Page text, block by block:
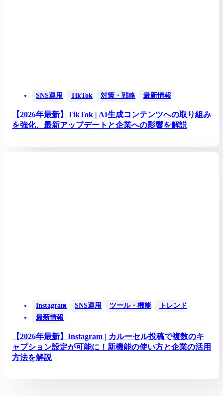
SNS運用 TikTok 対策・戦略 最新情報
【2026年最新】TikTok | AI生成コンテンツへの取り組み
を強化、最新アップデートと企業への影響を解説
Instagram SNS運用 ツール・機能
トレンド
最新情報
【2026年最新】Instagram | カルーセル投稿で複数のキ
ャプション設定が可能に！新機能の使い方と企業の活用
方法を解説